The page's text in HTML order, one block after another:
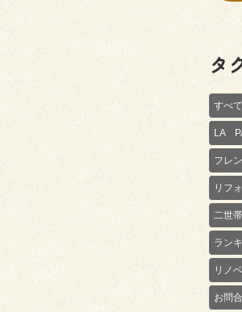
タ
すべ
LA
フレ
リフ
二世
ラン
リノ
お問